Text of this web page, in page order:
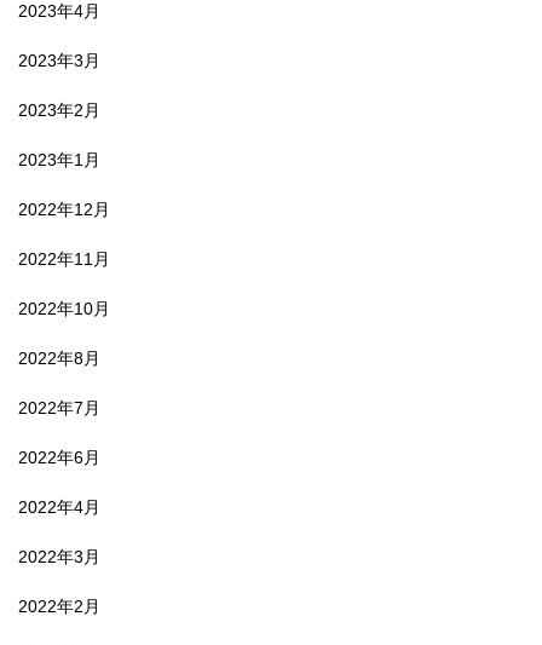
2023年4月
2023年3月
2023年2月
2023年1月
2022年12月
2022年11月
2022年10月
2022年8月
2022年7月
2022年6月
2022年4月
2022年3月
2022年2月